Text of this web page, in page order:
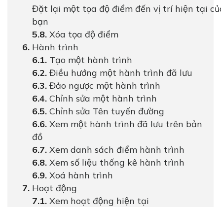
Đặt lại một tọa độ điểm đến vị trí hiện tại
bạn
Xóa tọa độ điểm
Hành trình
Tạo một hành trình
Điều hướng một hành trình đã lưu
Đảo ngược một hành trình
Chỉnh sửa một hành trình
Chỉnh sửa Tên tuyến đường
Xem một hành trình đã lưu trên bản
đồ
Xem danh sách điểm hành trình
Xem số liệu thống kê hành trình
Xoá hành trình
Hoạt động
Xem hoạt động hiện tại